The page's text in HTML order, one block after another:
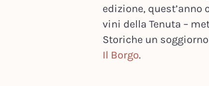
edizione, quest’anno
vini della Tenuta –
Storiche un
Il Borgo.